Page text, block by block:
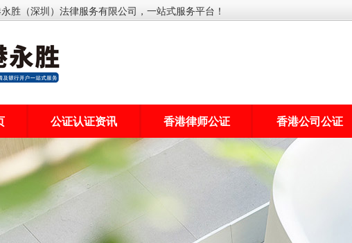
胜（深圳）法律服务有限公司，一站式服务平台！
公证认证资讯 香港律师公证 香港公司公证